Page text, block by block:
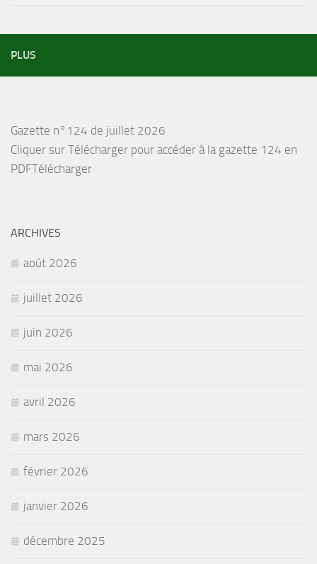
PLUS
Gazette n°124 de juillet 2026
Cliquer sur Télécharger pour accéder à la gazette 124 en
PDFTélécharger
ARCHIVES
août 2026
juillet 2026
juin 2026
mai 2026
avril 2026
mars 2026
février 2026
janvier 2026
décembre 2025